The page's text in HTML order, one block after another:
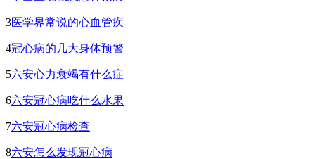
3医学界常说的心血管疾
4冠心病的几大身体预警
5六安心力衰竭有什么症
6六安冠心病吃什么水果
7六安冠心病检查
8六安怎么发现冠心病